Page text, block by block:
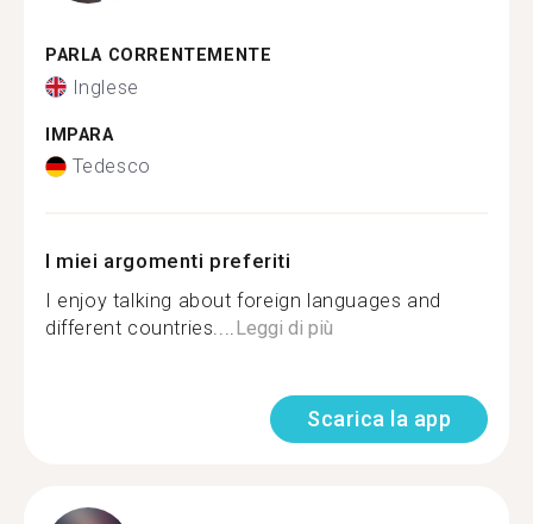
PARLA CORRENTEMENTE
Inglese
IMPARA
Tedesco
I miei argomenti preferiti
I enjoy talking about foreign languages and
different countries....Leggi di più
Scarica la app